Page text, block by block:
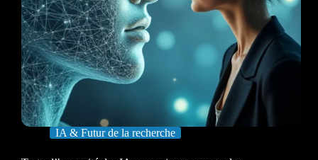
IA & Futur de la recherche